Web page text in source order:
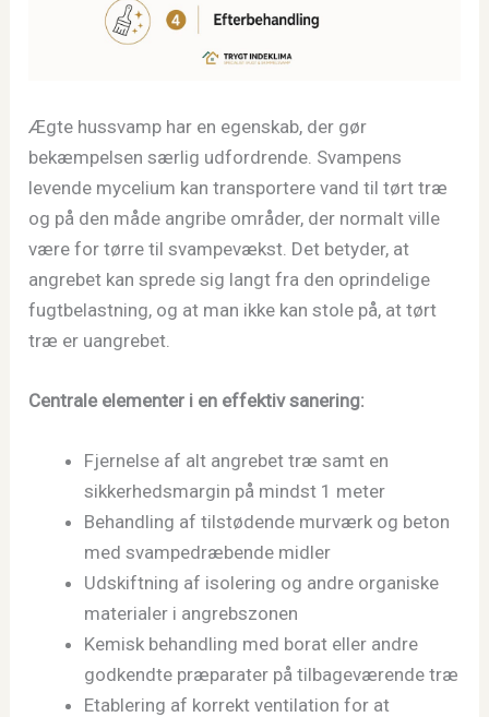
Ægte hussvamp har en egenskab, der gør
bekæmpelsen særlig udfordrende. Svampens
levende mycelium kan transportere vand til tørt træ
og på den måde angribe områder, der normalt ville
være for tørre til svampevækst. Det betyder, at
angrebet kan sprede sig langt fra den oprindelige
fugtbelastning, og at man ikke kan stole på, at tørt
træ er uangrebet.
Centrale elementer i en effektiv sanering:
Fjernelse af alt angrebet træ samt en
sikkerhedsmargin på mindst 1 meter
Behandling af tilstødende murværk og beton
med svampedræbende midler
Udskiftning af isolering og andre organiske
materialer i angrebszonen
Kemisk behandling med borat eller andre
godkendte præparater på tilbageværende træ
Etablering af korrekt ventilation for at